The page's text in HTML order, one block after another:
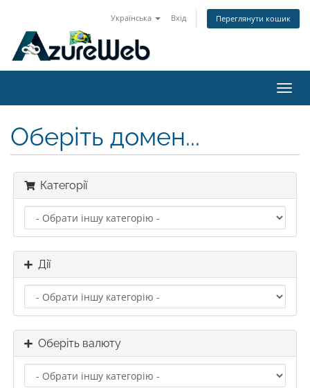
Українська Вхід Переглянути кошик
Оберіть домен...
Категорії
Дії
Оберіть валюту